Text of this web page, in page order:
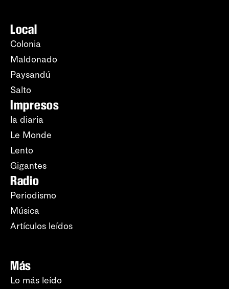
Local
Colonia
Maldonado
Paysandú
Salto
Impresos
la diaria
Le Monde
Lento
Gigantes
Radio
Periodismo
Música
Artículos leídos
Más
Lo más leído